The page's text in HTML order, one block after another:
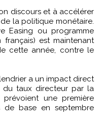
discours et à accélérer
la politique monétaire.
Easing ou programme
français) est maintenant
cette année, contre le
a un impact direct
du taux directeur par la
prévoient une première
base en septembre